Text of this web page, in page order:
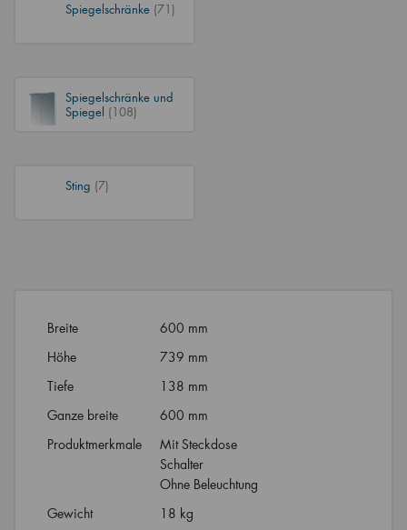
Spiegelschränke (71)
Spiegelschränke und
Spiegel (108)
Sting (7)
Breite
600 mm
Höhe
739 mm
Tiefe
138 mm
Ganze breite
600 mm
Produktmerkmale
Mit Steckdose
Schalter
Ohne Beleuchtung
Gewicht
18 kg